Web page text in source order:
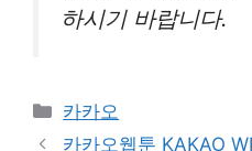
하시기 바랍니다.
카
테
카카오
카카오웹툰 KAKAO